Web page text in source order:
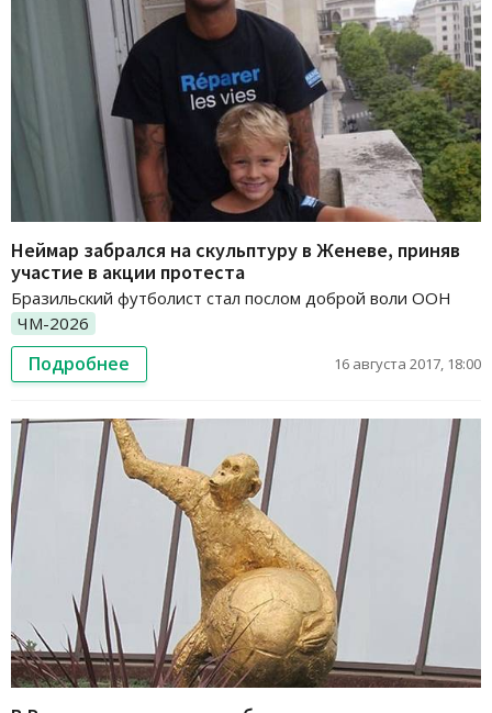
Неймар забрался на скульптуру в Женеве, приняв
участие в акции протеста
Бразильский футболист стал послом доброй воли ООН
ЧМ-2026
Подробнее 16 августа 2017, 18:00